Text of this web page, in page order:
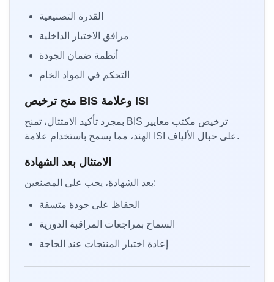
القدرة التصنيعية
مرافق الاختبار الداخلية
أنظمة ضمان الجودة
التحكم في المواد الخام
منح ترخيص BIS وعلامة ISI
بمجرد تأكيد الامتثال، تمنح BIS ترخيص مكتب معايير
الهند، مما يسمح باستخدام علامة ISI على حبال الألياف.
الامتثال بعد الشهادة
بعد الشهادة، يجب على المصنعين:
الحفاظ على جودة متسقة
السماح بمراجعات المراقبة الدورية
إعادة اختبار المنتجات عند الحاجة